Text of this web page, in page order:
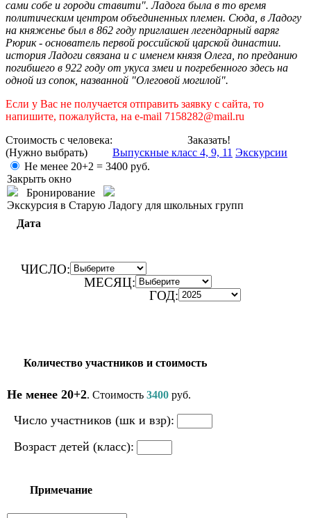
сами собе и городи ставити". Ладога была в то время
политическим центром объединенных племен. Сюда, в Ладогу
на княженье был в 862 году приглашен легендарный варяг
Рюрик - основатель первой российской царской династии.
история Ладоги связана и с именем князя Олега, по преданию
погибшего в 922 году от укуса змеи и погребенного здесь на
одной из сопок, названной "Олеговой могилой".
Если у Вас не получается отправить заявку с сайта, то
напишите, пожалуйста, на e-mail 7158282@mail.ru
Стоимость с человека:
(Нужно выбрать)
Не менее 20+2 = 3400 руб.
Закрыть окно
Бронирование
Экскурсия в Старую Ладогу для школьных групп
Дата
ЧИСЛО:
МЕСЯЦ:
ГОД:
Количество участников и стоимость
Не менее 20+2. Стоимость 3400 руб.
Число участников (шк и взр):
Возраст детей (класс):
Примечание
Заказать!
Выпускные класс 4, 9, 11 Экскурсии